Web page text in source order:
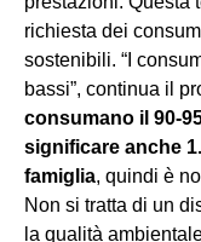
richiesta dei
sostenibili. “I
bassi”, continua il
consumano il 90-
significare anche
famiglia, quindi è
Non si tratta di un
la qualità